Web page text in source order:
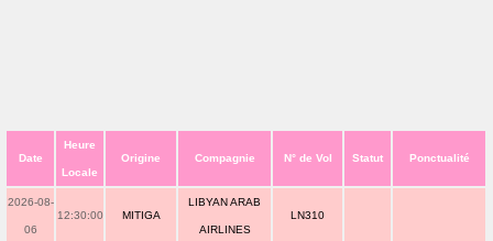
Date
Heure
Locale
Origine Compagnie N° de Vol Statut Ponctualité
2026-08-
06
12:30:00 MITIGA
LIBYAN ARAB
AIRLINES
LN310